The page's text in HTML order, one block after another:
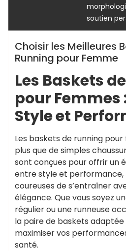
soutien
Choisir les Meilleures
Running pour Femme
Les Baskets
pour Femmes
Style et
Les baskets de running
plus que de simples
sont conçues pour offrir un
entre style et
coureuses de s’entraîner
élégance. Que vous soyez
régulier ou une runneuse
la paire de baskets
maximiser vos
santé.